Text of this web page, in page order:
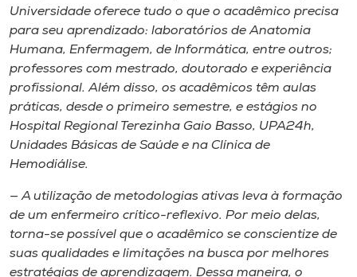
Universidade oferece tudo o que o acadêmico precisa
para seu aprendizado: laboratórios de Anatomia
Humana, Enfermagem, de Informática, entre outros;
professores com mestrado, doutorado e experiência
profissional. Além disso, os acadêmicos têm aulas
práticas, desde o primeiro semestre, e estágios no
Hospital Regional Terezinha Gaio Basso, UPA24h,
Unidades Básicas de Saúde e na Clínica de
Hemodiálise.
— A utilização de metodologias ativas leva à formação
de um enfermeiro crítico-reflexivo. Por meio delas,
torna-se possível que o acadêmico se conscientize de
suas qualidades e limitações na busca por melhores
estratégias de aprendizagem. Dessa maneira, o